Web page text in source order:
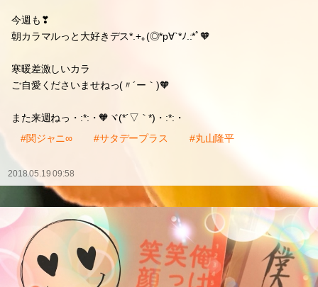
今週も❣
朝カラマルっと大好きデス*.+｡(◎*p∀`*ﾉ.:*ﾟ🧡
寒暖差激しいカラ
ご自愛くださいませねっ(〃´ー｀)🧡
また来週ねっ・:*:・🧡ヾ(*´▽｀*)・:*:・
#関ジャニ∞
#サタデープラス #丸山隆平
2018.05.19 09:58